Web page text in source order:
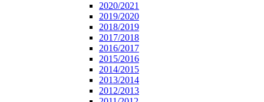
2020/2021
2019/2020
2018/2019
2017/2018
2016/2017
2015/2016
2014/2015
2013/2014
2012/2013